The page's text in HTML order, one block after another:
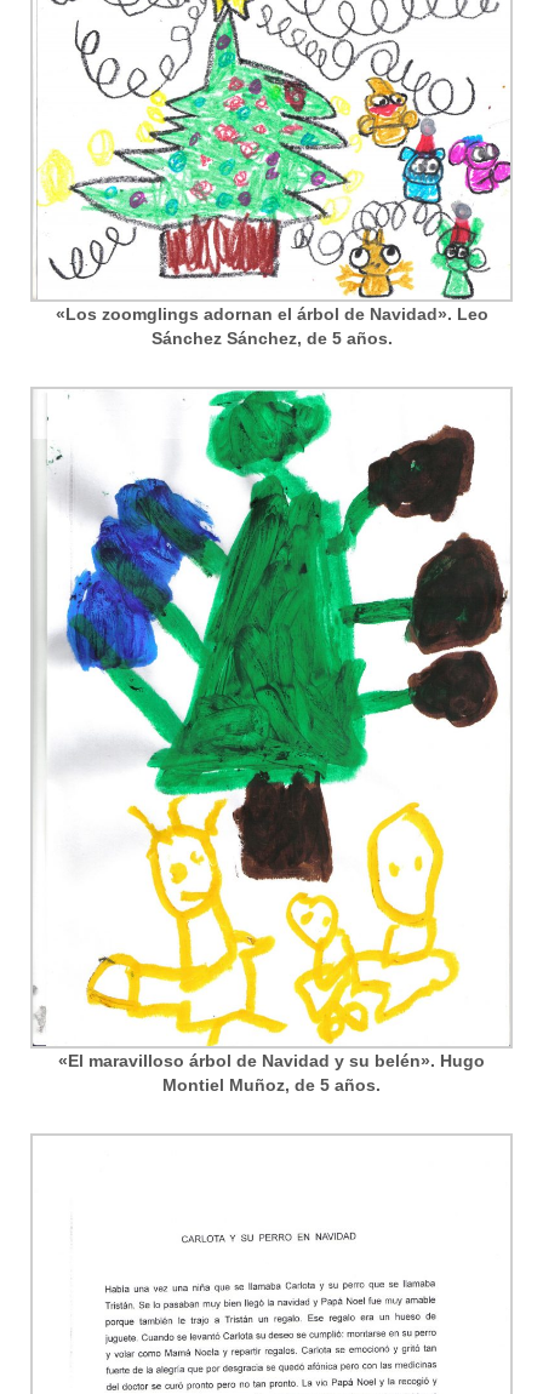
«Los zoomglings adornan el árbol de Navidad». Leo
Sánchez Sánchez, de 5 años.
«El maravilloso árbol de Navidad y su belén». Hugo
Montiel Muñoz, de 5 años.